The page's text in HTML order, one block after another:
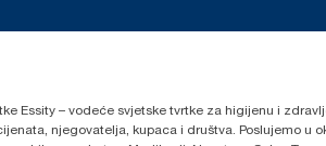
Essity – vodeće svjetske tvrtke za higijenu i
njegovatelja, kupaca i društva. Poslujemo u